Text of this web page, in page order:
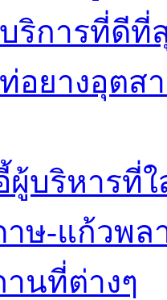
ริการที่ดีที่
อยางอุต
ผู้บริหารที่
าษ-แก้วพล
นที่ต่างๆ